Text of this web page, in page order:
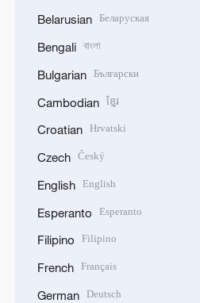
Belarusian Беларуская
Bengali বাংলা
Bulgarian Български
Cambodian ខ្មែរ
Croatian Hrvatski
Czech Český
English English
Esperanto Esperanto
Filipino Filipino
French Français
German Deutsch